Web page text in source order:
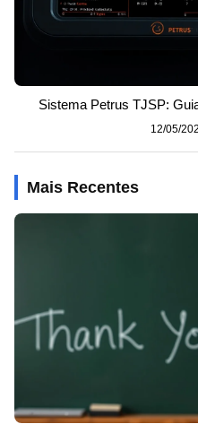
Sistema Petrus TJSP:
12/05/
Mais Recentes